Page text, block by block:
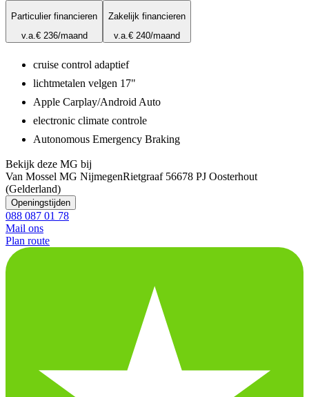
Particulier financieren
v.a.€ 236/maand
Zakelijk financieren
v.a.€ 240/maand
cruise control adaptief
lichtmetalen velgen 17"
Apple Carplay/Android Auto
electronic climate controle
Autonomous Emergency Braking
Bekijk deze MG bij
Van Mossel MG NijmegenRietgraaf 56678 PJ Oosterhout
(Gelderland)
Openingstijden
088 087 01 78
Mail ons
Plan route